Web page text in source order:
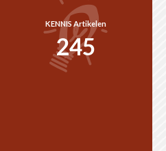
KENNIS Artikelen
245